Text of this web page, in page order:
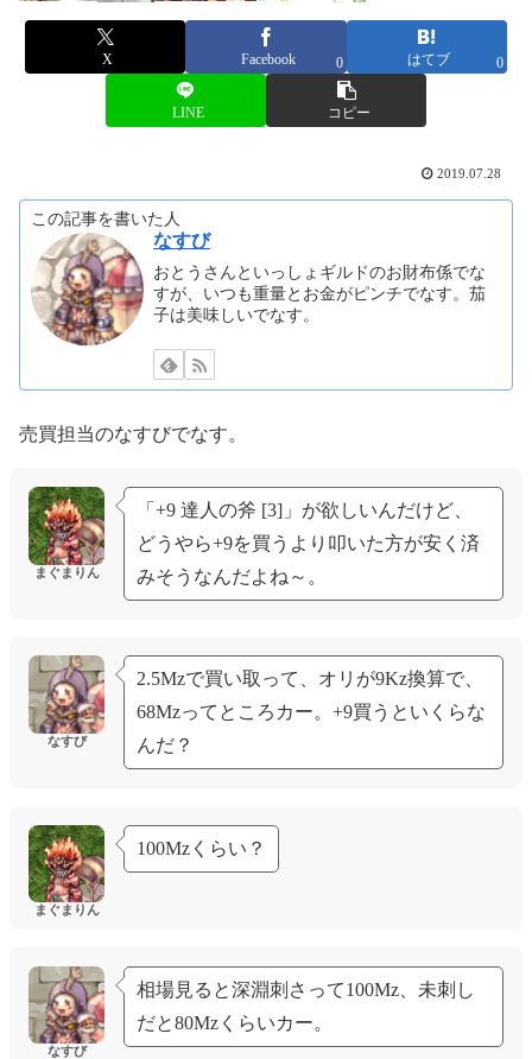
X Facebook 0 はてブ 0
LINE コピー
2019.07.28
この記事を書いた人
なすび
おとうさんといっしょギルドのお財布係でな
すが、いつも重量とお金がピンチでなす。茄
子は美味しいでなす。
売買担当のなすびでなす。
まぐまりん
「+9 達人の斧 [3]」が欲しいんだけど、
どうやら+9を買うより叩いた方が安く済
みそうなんだよね～。
なすび
2.5Mzで買い取って、オリが9Kz換算で、
68Mzってところカー。+9買うといくらな
んだ？
まぐまりん
100Mzくらい？
なすび
相場見ると深淵刺さって100Mz、未刺し
だと80Mzくらいカー。